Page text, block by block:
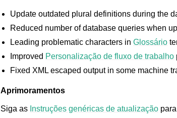
Update outdated plural definitions during the
Reduced number of database queries when
Leading problematic characters inGlossário
Improved Personalização de fluxo de trabalho
Fixed XML escaped output in some machine
Aprimoramentos
Siga as Instruções genéricas de atualização